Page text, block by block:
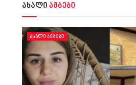
ახალი ამბები
ᲐᲮᲐᲚᲘ ᲐᲛᲑᲔᲑᲘ